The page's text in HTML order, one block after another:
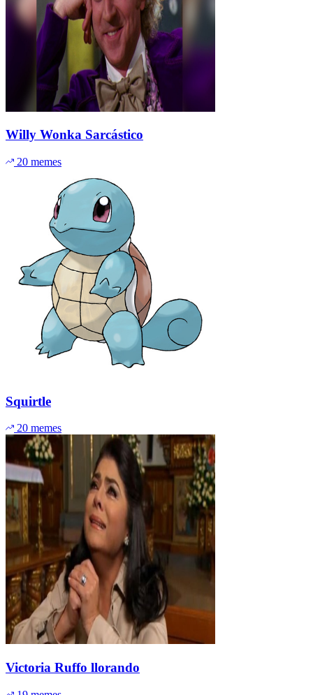
Willy Wonka Sarcástico
20 memes
Squirtle
20 memes
Victoria Ruffo llorando